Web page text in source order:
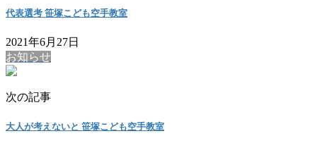
代表選考 笹塚こども空手教室
2021年6月27日
お知らせ
次の記事
大人が考えないと 笹塚こども空手教室